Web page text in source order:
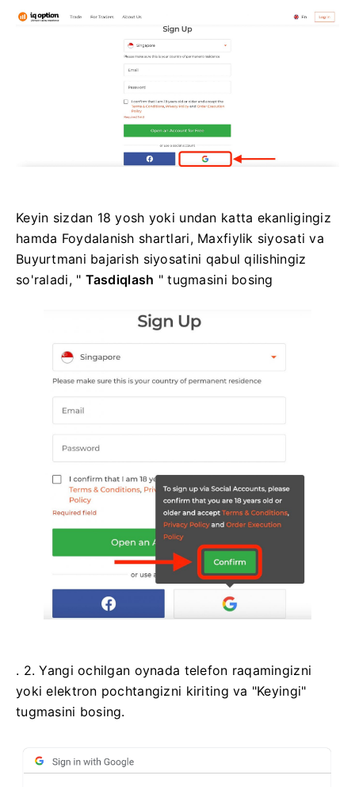
Keyin sizdan 18 yosh yoki undan katta ekanligingiz
hamda Foydalanish shartlari, Maxfiylik siyosati va
Buyurtmani bajarish siyosatini qabul qilishingiz
so'raladi, " Tasdiqlash " tugmasini bosing
. 2. Yangi ochilgan oynada telefon raqamingizni
yoki elektron pochtangizni kiriting va "Keyingi"
tugmasini bosing.